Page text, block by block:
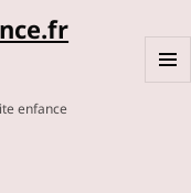
enfance